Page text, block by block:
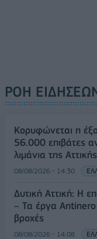
ΡΟΗ
Κορυφώνεται η
56.000 επιβάτες
λιμάνια της Αττικής
08/08/2026 - 14:30
Δυτική Αττική: Η
– Τα έργα Antinero
βροχές
08/08/2026 - 14:08